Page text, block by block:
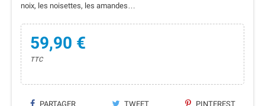
noix, les noisettes, les amandes…
59,90 €
TTC
PARTAGER TWEET PINTEREST